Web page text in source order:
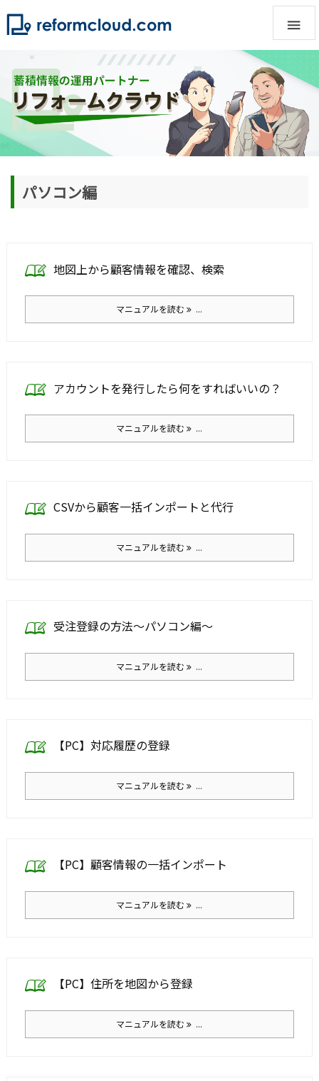

パソコン編
地図上から顧客情報を確認、検索
マニュアルを読む ...
アカウントを発行したら何をすればいいの？
マニュアルを読む ...
CSVから顧客一括インポートと代行
マニュアルを読む ...
受注登録の方法～パソコン編～
マニュアルを読む ...
【PC】対応履歴の登録
マニュアルを読む ...
【PC】顧客情報の一括インポート
マニュアルを読む ...
【PC】住所を地図から登録
マニュアルを読む ...